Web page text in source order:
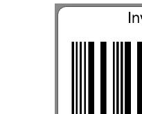
Bildergalerie